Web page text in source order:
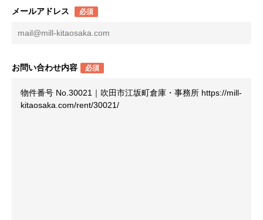
メールアドレス 必須
お問い合わせ内容 必須